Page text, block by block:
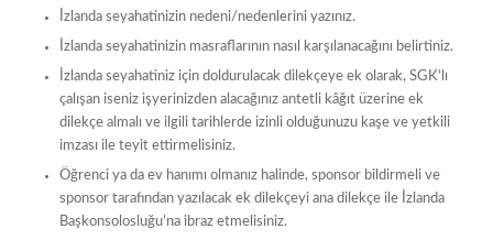
İzlanda seyahatinizin nedeni/nedenlerini yazınız.
İzlanda seyahatinizin masraflarının nasıl karşılanacağını belirtiniz.
İzlanda seyahatiniz için doldurulacak dilekçeye ek olarak, SGK’lı
çalışan iseniz işyerinizden alacağınız antetli kâğıt üzerine ek
dilekçe almalı ve ilgili tarihlerde izinli olduğunuzu kaşe ve yetkili
imzası ile teyit ettirmelisiniz.
Öğrenci ya da ev hanımı olmanız halinde, sponsor bildirmeli ve
sponsor tarafından yazılacak ek dilekçeyi ana dilekçe ile İzlanda
Başkonsolosluğu’na ibraz etmelisiniz.